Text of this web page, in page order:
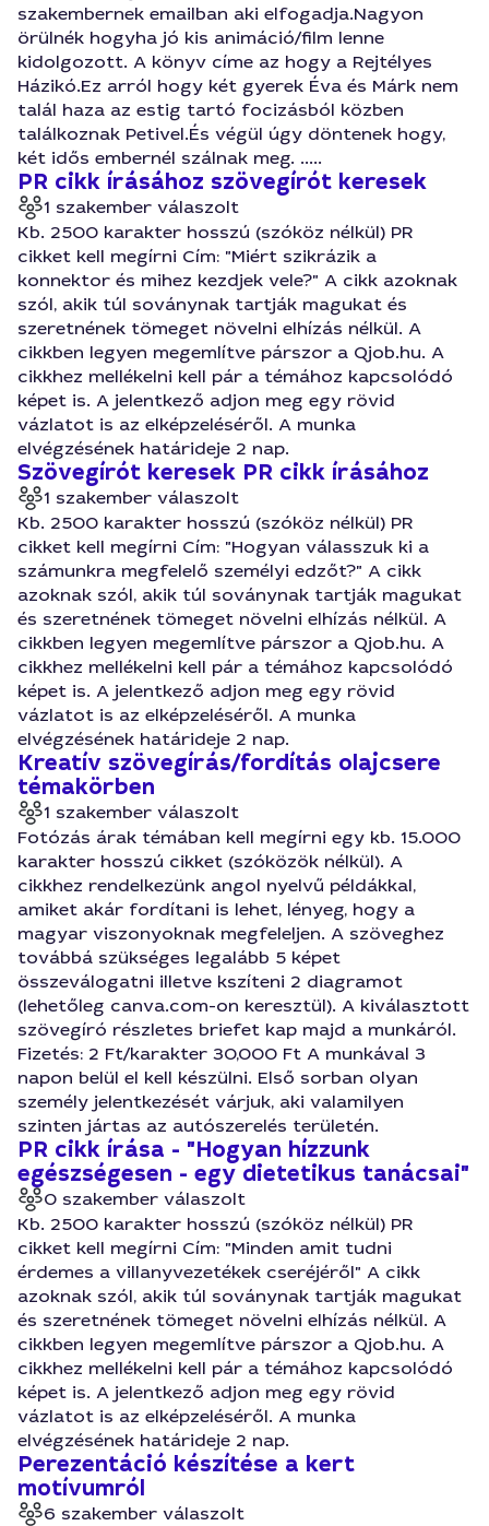
szakembernek emailban aki elfogadja.Nagyon
örülnék hogyha jó kis animáció/film lenne
kidolgozott. A könyv címe az hogy a Rejtélyes
Házikó.Ez arról hogy két gyerek Éva és Márk nem
talál haza az estig tartó focizásból közben
találkoznak Petivel.És végül úgy döntenek hogy,
két idős embernél szálnak meg. .....
PR cikk írásához szövegírót keresek
1 szakember válaszolt
Kb. 2500 karakter hosszú (szóköz nélkül) PR
cikket kell megírni Cím: "Miért szikrázik a
konnektor és mihez kezdjek vele?" A cikk azoknak
szól, akik túl soványnak tartják magukat és
szeretnének tömeget növelni elhízás nélkül. A
cikkben legyen megemlítve párszor a Qjob.hu. A
cikkhez mellékelni kell pár a témához kapcsolódó
képet is. A jelentkező adjon meg egy rövid
vázlatot is az elképzeléséről. A munka
elvégzésének határideje 2 nap.
Szövegírót keresek PR cikk írásához
1 szakember válaszolt
Kb. 2500 karakter hosszú (szóköz nélkül) PR
cikket kell megírni Cím: "Hogyan válasszuk ki a
számunkra megfelelő személyi edzőt?" A cikk
azoknak szól, akik túl soványnak tartják magukat
és szeretnének tömeget növelni elhízás nélkül. A
cikkben legyen megemlítve párszor a Qjob.hu. A
cikkhez mellékelni kell pár a témához kapcsolódó
képet is. A jelentkező adjon meg egy rövid
vázlatot is az elképzeléséről. A munka
elvégzésének határideje 2 nap.
Kreatív szövegírás/fordítás olajcsere
témakörben
1 szakember válaszolt
Fotózás árak témában kell megírni egy kb. 15.000
karakter hosszú cikket (szóközök nélkül). A
cikkhez rendelkezünk angol nyelvű példákkal,
amiket akár fordítani is lehet, lényeg, hogy a
magyar viszonyoknak megfeleljen. A szöveghez
továbbá szükséges legalább 5 képet
összeválogatni illetve kszíteni 2 diagramot
(lehetőleg canva.com-on keresztül). A kiválasztott
szövegíró részletes briefet kap majd a munkáról.
Fizetés: 2 Ft/karakter 30,000 Ft A munkával 3
napon belül el kell készülni. Első sorban olyan
személy jelentkezését várjuk, aki valamilyen
szinten jártas az autószerelés területén.
PR cikk írása - "Hogyan hízzunk
egészségesen - egy dietetikus tanácsai"
0 szakember válaszolt
Kb. 2500 karakter hosszú (szóköz nélkül) PR
cikket kell megírni Cím: "Minden amit tudni
érdemes a villanyvezetékek cseréjéről" A cikk
azoknak szól, akik túl soványnak tartják magukat
és szeretnének tömeget növelni elhízás nélkül. A
cikkben legyen megemlítve párszor a Qjob.hu. A
cikkhez mellékelni kell pár a témához kapcsolódó
képet is. A jelentkező adjon meg egy rövid
vázlatot is az elképzeléséről. A munka
elvégzésének határideje 2 nap.
Perezentáció készítése a kert
motívumról
6 szakember válaszolt